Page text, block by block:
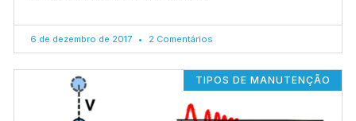
6 de dezembro de 2017 2 Comentários
TIPOS DE MANUTENÇÃO